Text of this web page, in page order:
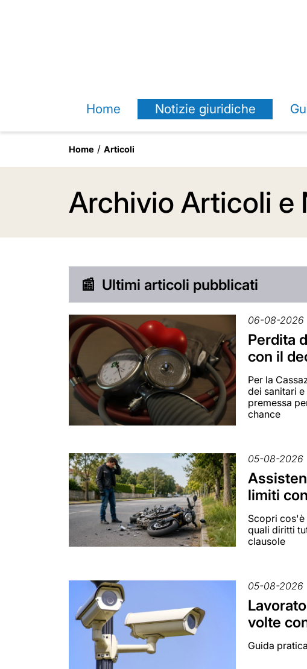
Home Notizie giuridiche
Home Articoli
Archivio Articoli e
📰 Ultimi articoli pubblicati
06-08-2026
Perdita
con il
Per la
dei sanitari
premessa
chance
05-08-2026
limiti
Scopri cos'è
quali diritti
clausole
05-08-2026
volte
Guida